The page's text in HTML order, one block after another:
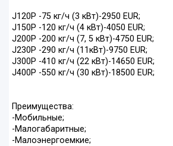
J120P -75 кг/ч (3 кВт)-2950 EUR;
J150P -120 кг/ч (4 кВт)-4050 EUR;
J200P -200 кг/ч (7, 5 кВт)-4750 EUR;
J230P -290 кг/ч (11кВт)-9750 EUR;
J300P -410 кг/ч (22 кВт)-14650 EUR;
J400P -550 кг/ч (30 кВт)-18500 EUR;
Преимущества:
-Мобильные;
-Малогабаритные;
-Малоэнергоемкие;